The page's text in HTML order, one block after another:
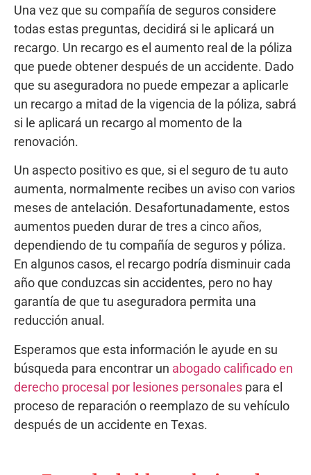
Una vez que su compañía de seguros considere
todas estas preguntas, decidirá si le aplicará un
recargo. Un recargo es el aumento real de la póliza
que puede obtener después de un accidente. Dado
que su aseguradora no puede empezar a aplicarle
un recargo a mitad de la vigencia de la póliza, sabrá
si le aplicará un recargo al momento de la
renovación.
Un aspecto positivo es que, si el seguro de tu auto
aumenta, normalmente recibes un aviso con varios
meses de antelación. Desafortunadamente, estos
aumentos pueden durar de tres a cinco años,
dependiendo de tu compañía de seguros y póliza.
En algunos casos, el recargo podría disminuir cada
año que conduzcas sin accidentes, pero no hay
garantía de que tu aseguradora permita una
reducción anual.
Esperamos que esta información le ayude en su
búsqueda para encontrar un abogado calificado en
derecho procesal por lesiones personales para el
proceso de reparación o reemplazo de su vehículo
después de un accidente en Texas.